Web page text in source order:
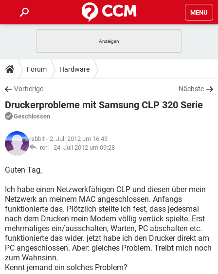
MENU
ANDROID
WINDOWS 10
WHATSAPP TIKTOK
FACEBOOK
TIPPS & TRICKS
SPIELE
WINDOWS 10
WHATSAPP
FACEBOOK
DOWNLOADS
SPIELE STREAMING
ANDROID
WINDOWS 10
WHATSAPP
FACEBOOK
FORUM
SPIELE
ANDROID
FACEBOOK HARDWARE
LEXIKON
SPIELE
ANDROID
WINDOWS 10 INSTAGRAM
WHATSAPP TIKTOK
FACEBOOK HARDWARE
Forum Hardware
Vorherige Nächste
Druckerprobleme mit Samsung CLP 320 Serie
Geschlossen
rabbit - 2. Juli 2012 um 16:43
rori - 24. Juli 2012 um 09:28
Guten Tag,
Ich habe einen Netzwerkfähigen CLP und diesen über mein
Netzwerk an meinem MAC angeschlossen. Anfangs
funktionierte das. Plötzlich stellte ich fest, dass jedesmal
nach dem Drucken mein Modem völlig verrück spielte. Erst
mehrmaliges ein/ausschalten, Warten, PC abschalten etc.
funktionierte das wider. jetzt habe ich den Drucker direkt am
PC angeschlossen. Aber: gleiches Problem. Treibt mich noch
zum Wahnsinn.
Kennt jemand ein solches Problem?